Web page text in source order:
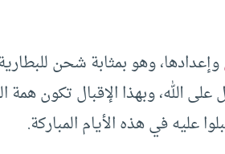
وإعدادها، وهو بمثابة شحن
الله، وبهذا الإقبال تكون همة
عليه في هذه الأيام المباركة.